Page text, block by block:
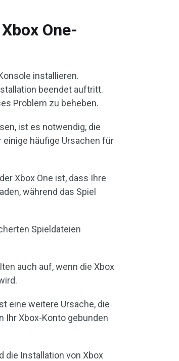
One-
installieren.
beendet auftritt.
Problem zu beheben.
ist es notwendig, die
häufige Ursachen für
Xbox One ist, dass Ihre
während das Spiel
Spieldateien
auch auf, wenn die Xbox
eine weitere Ursache, die
Ihr Xbox-Konto gebunden
die Installation von Xbox